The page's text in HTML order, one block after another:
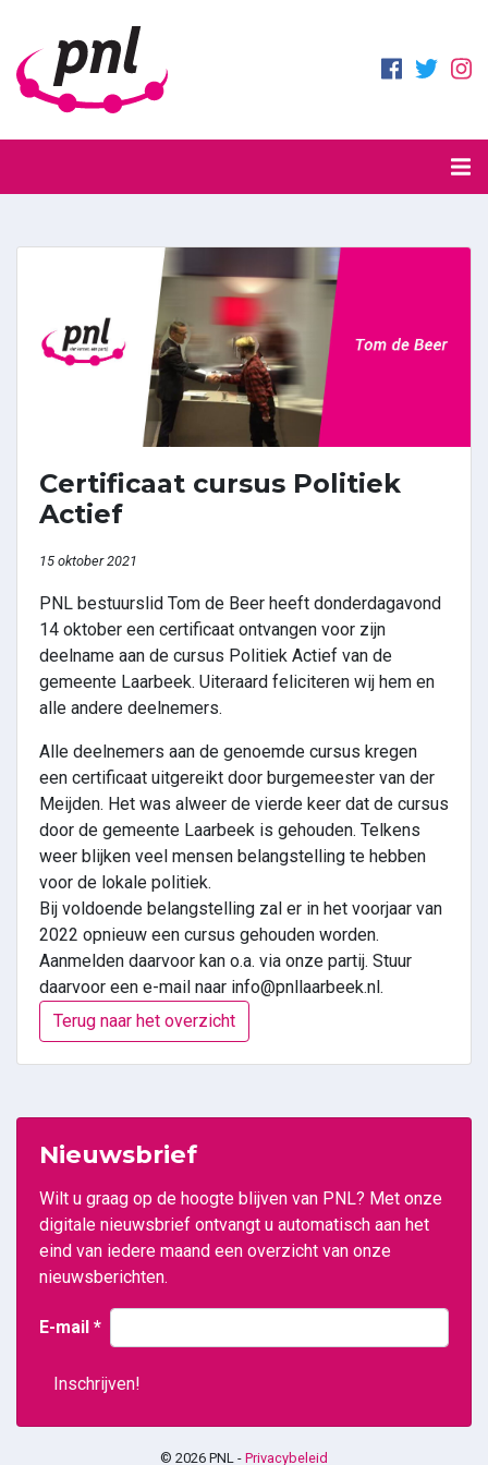
Certificaat cursus Politiek
Actief
15 oktober 2021
PNL bestuurslid Tom de Beer heeft donderdagavond
14 oktober een certificaat ontvangen voor zijn
deelname aan de cursus Politiek Actief van de
gemeente Laarbeek. Uiteraard feliciteren wij hem en
alle andere deelnemers.
Alle deelnemers aan de genoemde cursus kregen
een certificaat uitgereikt door burgemeester van der
Meijden. Het was alweer de vierde keer dat de cursus
door de gemeente Laarbeek is gehouden. Telkens
weer blijken veel mensen belangstelling te hebben
voor de lokale politiek.
Bij voldoende belangstelling zal er in het voorjaar van
2022 opnieuw een cursus gehouden worden.
Aanmelden daarvoor kan o.a. via onze partij. Stuur
daarvoor een e-mail naar info@pnllaarbeek.nl.
Terug naar het overzicht
Nieuwsbrief
Wilt u graag op de hoogte blijven van PNL? Met onze
digitale nieuwsbrief ontvangt u automatisch aan het
eind van iedere maand een overzicht van onze
nieuwsberichten.
E-mail *
© 2026 PNL - Privacybeleid